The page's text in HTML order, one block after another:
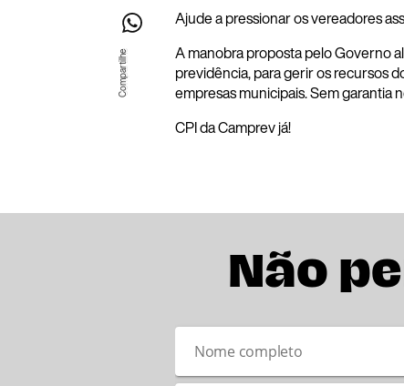
Ajude a pressionar os vereadores
A manobra proposta pelo Governo
previdência, para gerir os recursos
empresas municipais. Sem garantia
CPI da Camprev já!
Não